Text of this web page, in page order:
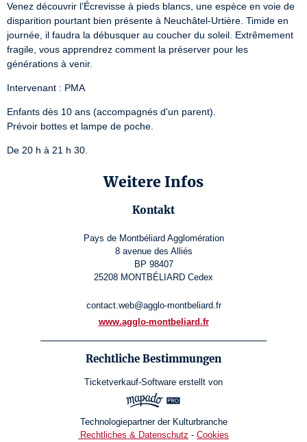
Venez découvrir l’Écrevisse à pieds blancs, une espèce en voie de
disparition pourtant bien présente à Neuchâtel-Urtière. Timide en
journée, il faudra la débusquer au coucher du soleil. Extrêmement
fragile, vous apprendrez comment la préserver pour les
générations à venir.
Intervenant : PMA
Enfants dès 10 ans (accompagnés d'un parent).
Prévoir bottes et lampe de poche.
De 20 h à 21 h 30.
Weitere Infos
Kontakt
Pays de Montbéliard Agglomération
8 avenue des Alliés
BP 98407
25208 MONTBÉLIARD Cedex
contact.web@agglo-montbeliard.fr
www.agglo-montbeliard.fr
Rechtliche Bestimmungen
Ticketverkauf-Software erstellt von
Technologiepartner der Kulturbranche
Rechtliches & Datenschutz - Cookies